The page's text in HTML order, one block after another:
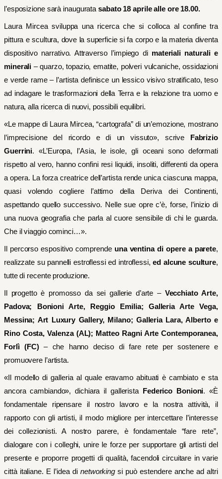
l’esposizione sarà inaugurata sabato 18 aprile alle ore 18.00.
Laura Mircea sviluppa una ricerca che si colloca al confine tra
pittura e scultura, dove la superficie si fa corpo e la materia diventa
dispositivo narrativo. Attraverso l’impiego di materiali naturali e
minerali – quarzo, topazio, ematite, polveri vulcaniche, ossidazioni
e verde rame – l’artista definisce un lessico visivo stratificato, teso
ad indagare le trasformazioni della Terra e la relazione tra uomo e
natura, alla ricerca di nuovi, possibili equilibri.
«Le mappe di Laura Mircea, “cartografa” di un’emozione, mostrano
l’imprecisione del ricordo e di un vissuto», scrive
Fabrizio
Guerrini. «L’Europa, l’Asia, le isole, gli oceani sono deformati
rispetto al vero, hanno confini resi liquidi, insoliti, differenti da opera
a opera. La forza creatrice dell’artista rende unica ciascuna mappa,
quasi volendo cogliere l’attimo della Deriva dei Continenti,
aspettando quello successivo. Nelle sue opre c’è, forse, l’inizio di
una nuova geografia che parla al cuore sensibile di chi le guarda.
Che il viaggio cominci…».
Il percorso espositivo comprende una ventina di opere a parete,
realizzate su pannelli estroflessi ed introflessi,ed alcune sculture,
tutte di recente produzione.
Il progetto è promosso da sei gallerie d’arte – Vecchiato Arte,
Padova; Bonioni Arte, Reggio Emilia; Galleria Arte Vega,
Messina; Art Luxury Gallery, Milano; Galleria Lara, Alberto e
Rino Costa, Valenza (AL); Matteo Ragni Arte Contemporanea,
Forlì (FC)– che hanno deciso di fare rete per sostenere e
promuovere l’artista.
«Il modello di galleria al quale eravamo abituati è cambiato e sta
ancora cambiando», dichiara il gallerista
Federico Bonioni. «È
fondamentale ripensare il nostro lavoro e la nostra attività, il
rapporto con gli artisti, il modo migliore per intercettare l’interesse
dei collezionisti. A nostro parere, è fondamentale “fare rete”,
dialogare con i colleghi, unire le forze per supportare gli artisti del
presente e proporre progetti di qualità, facendoli circuitare in varie
città italiane. E l’idea dinetworking si può estendere anche ad altri